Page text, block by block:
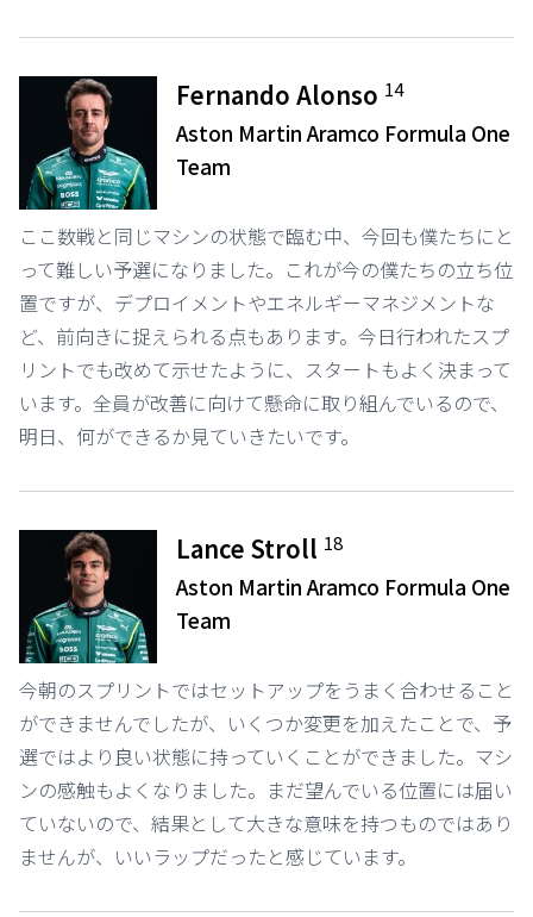
Fernando Alonso 14
Aston Martin Aramco Formula One
Team
ここ数戦と同じマシンの状態で臨む中、今回も僕たちにと
って難しい予選になりました。これが今の僕たちの立ち位
置ですが、デプロイメントやエネルギーマネジメントな
ど、前向きに捉えられる点もあります。今日行われたスプ
リントでも改めて示せたように、スタートもよく決まって
います。全員が改善に向けて懸命に取り組んでいるので、
明日、何ができるか見ていきたいです。
Lance Stroll 18
Aston Martin Aramco Formula One
Team
今朝のスプリントではセットアップをうまく合わせること
ができませんでしたが、いくつか変更を加えたことで、予
選ではより良い状態に持っていくことができました。マシ
ンの感触もよくなりました。まだ望んでいる位置には届い
ていないので、結果として大きな意味を持つものではあり
ませんが、いいラップだったと感じています。